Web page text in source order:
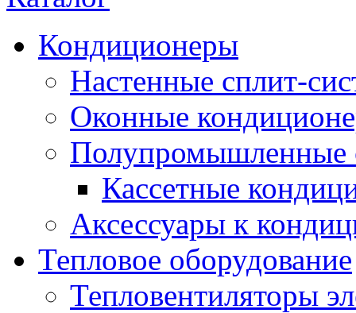
Кондиционеры
Настенные сплит-
Оконные
Полупромышленные
Кассетные
Аксессуары к
Тепловое оборудование
Тепловентиляторы